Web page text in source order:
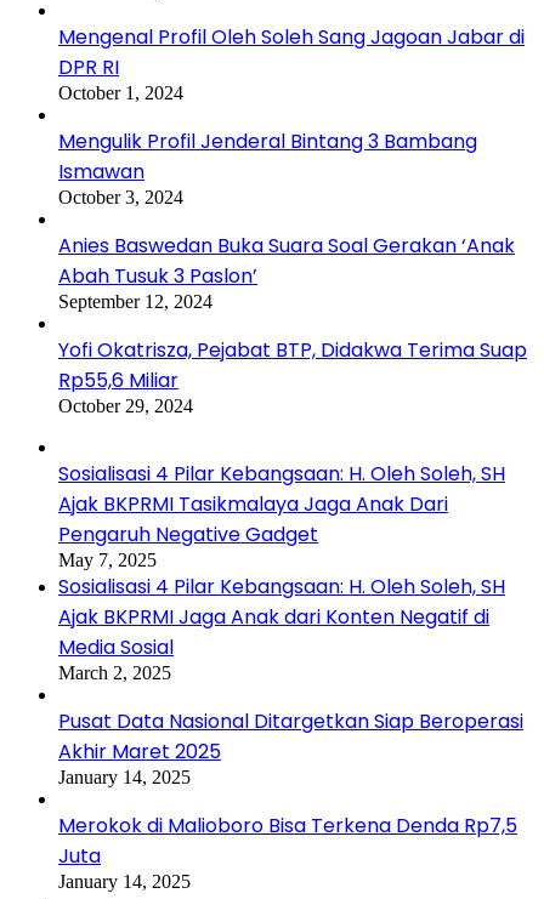
Mengenal Profil Oleh Soleh Sang Jagoan Jabar di
DPR RI
October 1, 2024
Mengulik Profil Jenderal Bintang 3 Bambang
Ismawan
October 3, 2024
Anies Baswedan Buka Suara Soal Gerakan ‘Anak
Abah Tusuk 3 Paslon’
September 12, 2024
Yofi Okatrisza, Pejabat BTP, Didakwa Terima Suap
Rp55,6 Miliar
October 29, 2024
Sosialisasi 4 Pilar Kebangsaan: H. Oleh Soleh, SH
Ajak BKPRMI Tasikmalaya Jaga Anak Dari
Pengaruh Negative Gadget
May 7, 2025
Sosialisasi 4 Pilar Kebangsaan: H. Oleh Soleh, SH
Ajak BKPRMI Jaga Anak dari Konten Negatif di
Media Sosial
March 2, 2025
Pusat Data Nasional Ditargetkan Siap Beroperasi
Akhir Maret 2025
January 14, 2025
Merokok di Malioboro Bisa Terkena Denda Rp7,5
Juta
January 14, 2025